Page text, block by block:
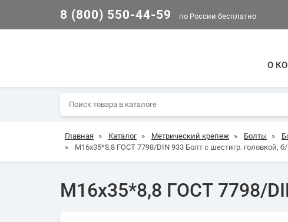
8 (800) 550-44-59 по России бесплатно
О
Главная » Каталог » Метрический крепеж » Болты »
»
М16х35*8,8 ГОСТ 7798/DIN 933 Болт с шестигр. головкой,
М16х35*8,8 ГОСТ 7798/